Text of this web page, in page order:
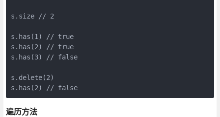
s.size // 2
s.has(1) // true
s.has(2) // true
s.has(3) // false
s.delete(2)
s.has(2) // false
遍历方法